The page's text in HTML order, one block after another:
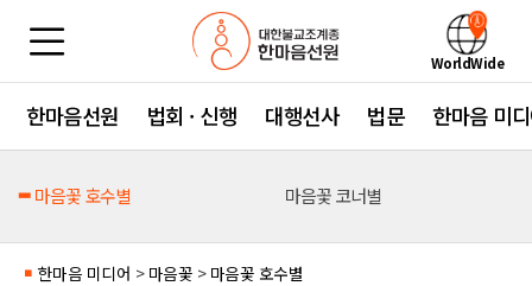
WorldWide
한마음선원 법회 · 신행 대행선사 법문 한마음 미
마음꽃 호수별 마음꽃 코너별
■ 한마음 미디어 > 마음꽃 > 마음꽃 호수별